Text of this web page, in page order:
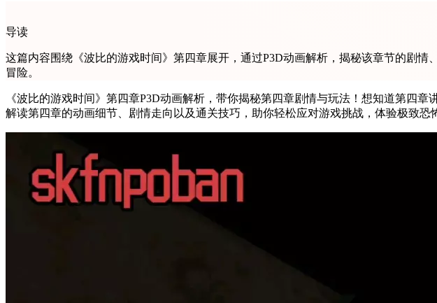
导读
这篇内容围绕《波比的游戏时间》第四章展开，通过P3D动画解析，揭秘该章节的剧
冒险。
《波比的游戏时间》第四章P3D动画解析，带你揭秘第四章剧情与玩法！想知道第四
解读第四章的动画细节、剧情走向以及通关技巧，助你轻松应对游戏挑战，体验极致恐